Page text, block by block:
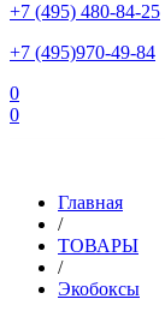
+7 (495) 480-84-25
+7 (495)970-49-84
0
0
Главная
/
ТОВАРЫ
/
Экобоксы